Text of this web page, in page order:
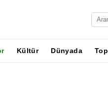
Kültür Dünyada